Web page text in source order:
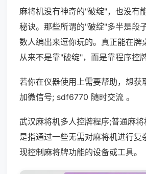
麻将机没有神奇的"破绽"，也没有
秘诀。那些所谓的"破绽"多半是段
数人编出来逗你玩的。真正能在牌
从来不是靠"破绽"，而是靠程序控
若你在仪器使用上需要帮助，想获
加微信号; sdf6770 随时交流 。
武汉麻将机多人控牌程序;普通麻
是指通过一些无需对麻将机进行复
现控制麻将牌功能的设备或工具。